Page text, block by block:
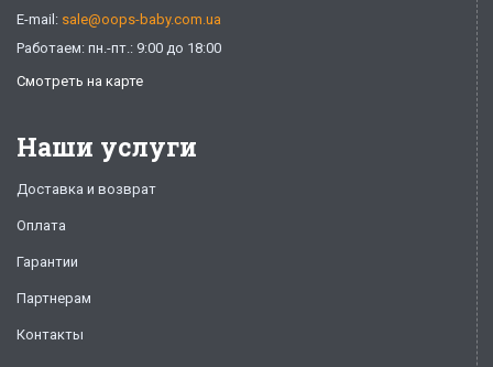
E-mail: sale@oops-baby.com.ua
Работаем: пн.-пт.: 9:00 до 18:00
Смотреть на карте
Наши услуги
Доставка и возврат
Оплата
Гарантии
Партнерам
Контакты